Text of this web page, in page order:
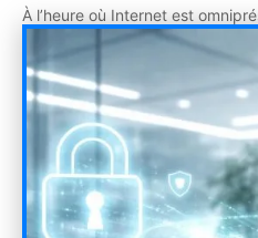
À l’heure où Internet est